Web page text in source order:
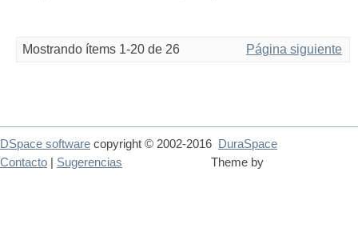
Mostrando ítems 1-20 de 26 Página siguiente
DSpace software copyright © 2002-2016
DuraSpace
Theme by
Contacto Sugerencias